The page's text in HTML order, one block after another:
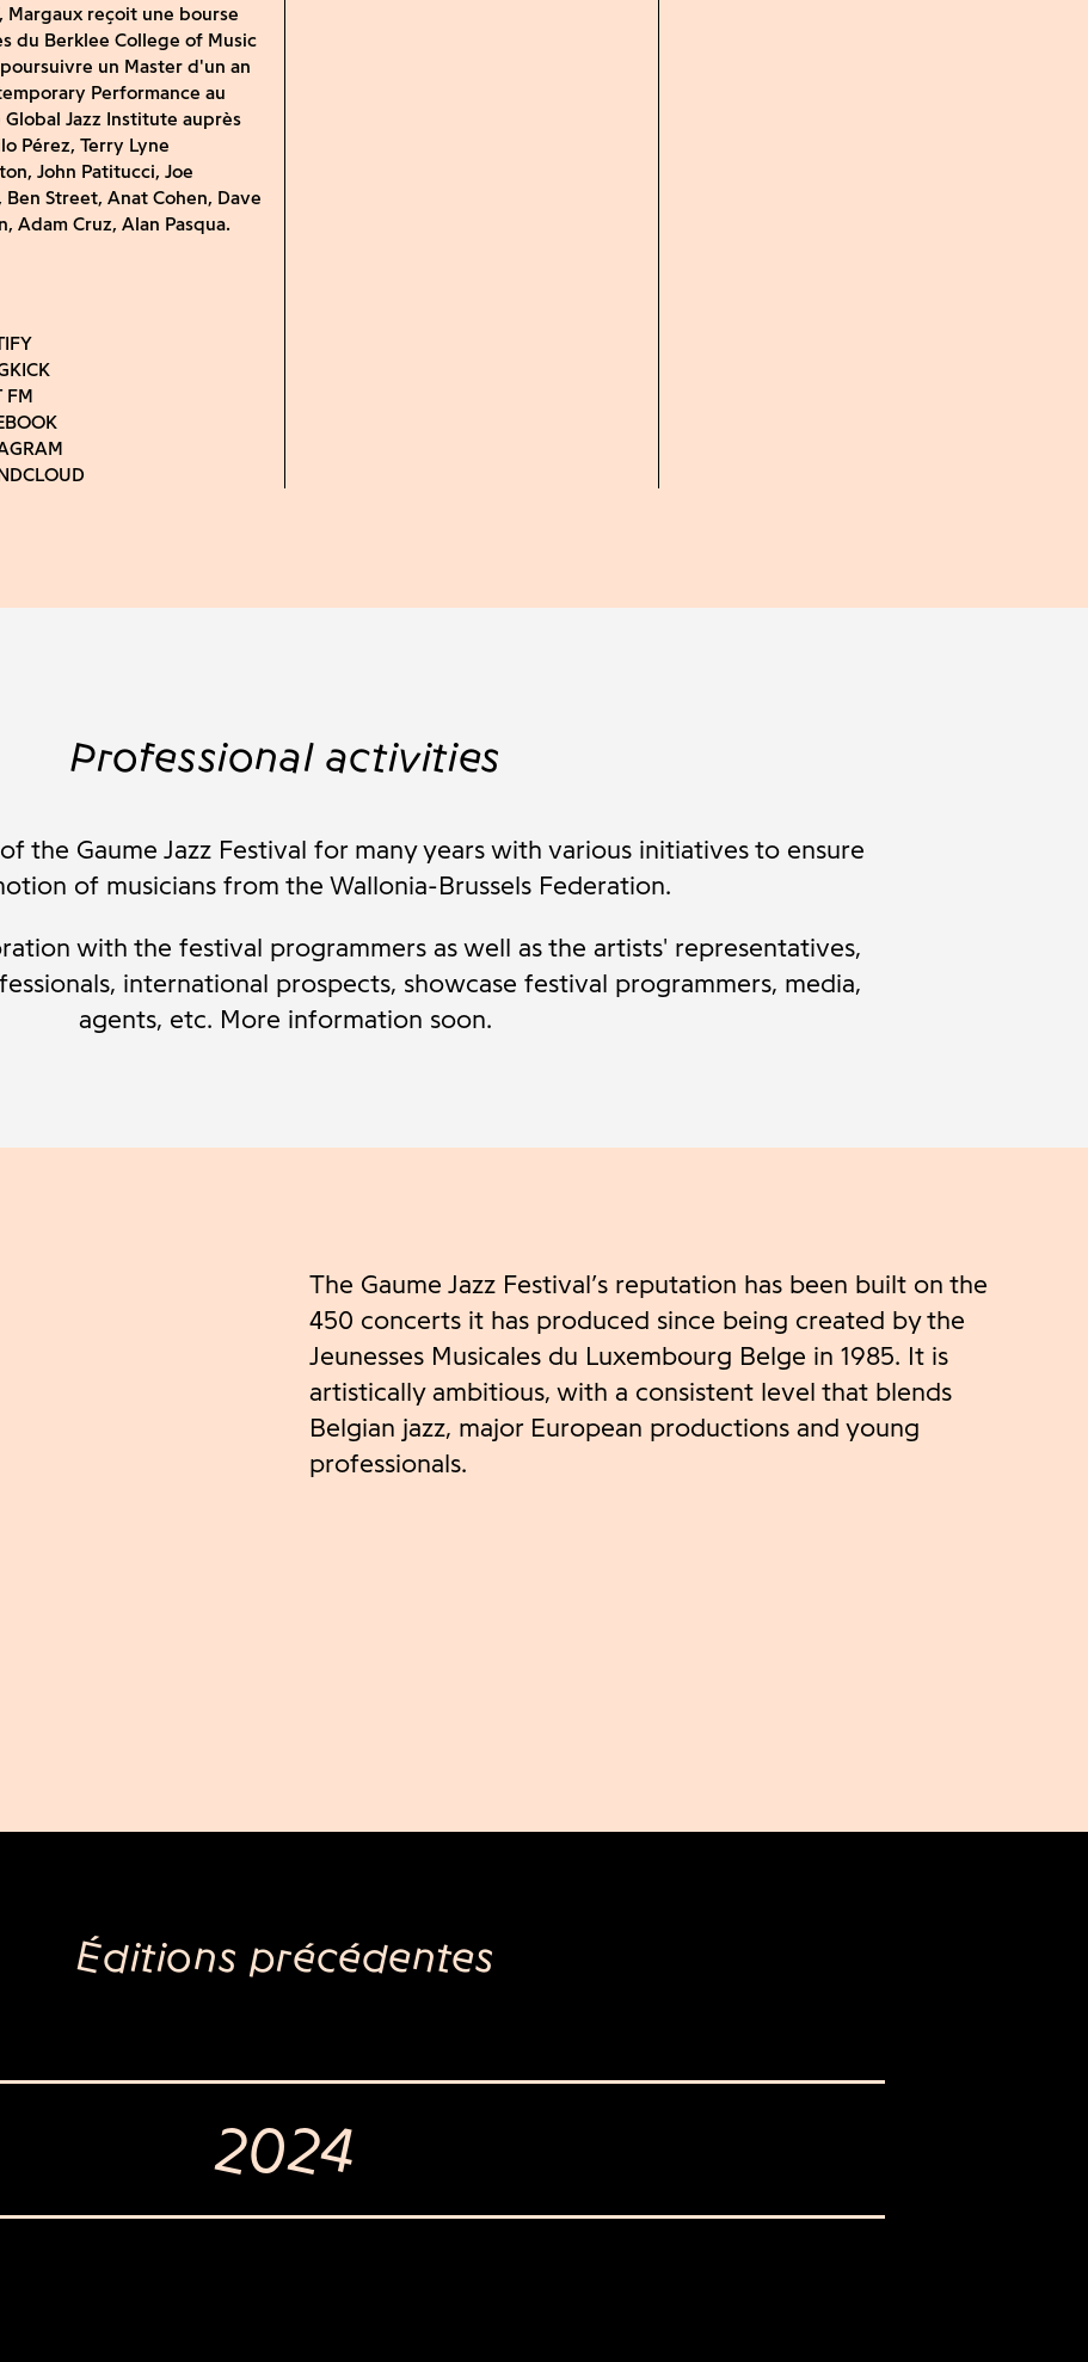
Margaux reçoit une bourse
du Berklee College of Music
un Master d'un an
Performance au
Global Jazz Institute auprès
Pérez, Terry Lyne
John Patitucci, Joe
Ben Street, Anat Cohen, Dave
Adam Cruz, Alan Pasqua.
Professional activities
the Gaume Jazz Festival for many years with various initiatives to ensure
of musicians from the Wallonia-Brussels Federation.
with the festival programmers as well as the artists' representatives,
international prospects, showcase festival programmers, media,
agents, etc. More information soon.
The Gaume Jazz Festival’s reputation has been built on the
450 concerts it has produced since being created by the
Jeunesses Musicales du Luxembourg Belge in 1985. It is
artistically ambitious, with a consistent level that blends
Belgian jazz, major European productions and young
professionals.
Éditions précédentes
2024